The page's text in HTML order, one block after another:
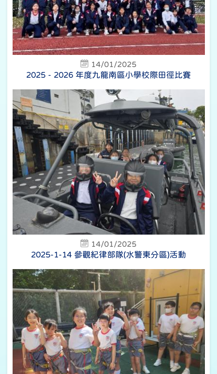
14/01/2025
2025 - 2026 年度九龍南區小學校際田徑比賽
14/01/2025
2025-1-14 參觀紀律部隊(水警東分區)活動